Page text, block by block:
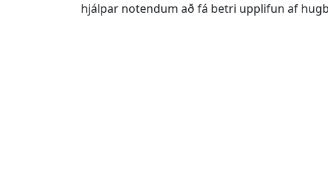
hjálpar notendum að fá betri upplifun af